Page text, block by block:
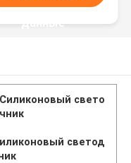
данные
Силиконовый свето
светод